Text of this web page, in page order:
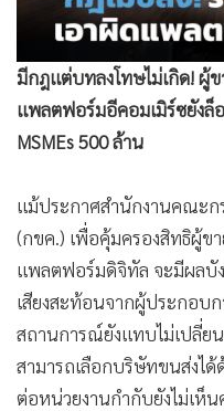
Management & HR
• Infographic
• การเมือง
กีฬา
•
ต่างประเทศ
• Special Scoop
• เศรษฐกิจ-ธุรกิจ
• จีน
• ชุมชน-คุณภาพชีวิต
• อาชญากรรม
มีกฎแต่บทลงโทษไม่เกิด! ผู้
แพลตฟอร์มอีคอมเมิร์ซยังล็
MSMEs 500 ล้าน
แม้ประกาศสำนักงานคณะก
(กขค.) เพื่อคุ้มครองสิทธิผู้ข
แพลตฟอร์มดิจิทัล จะมีผลบั
เสียงสะท้อนจากผู้ประกอบ
สถานการณ์ยังแทบไม่เปลี่ย
สามารถเลือกบริษัทขนส่งไ
ต่อหน่วยงานกำกับยังไม่เห็